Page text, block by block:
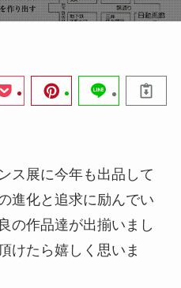
ス展に今年も出品して
進化と追求に励んでい
の作品達が出揃いまし
けたら嬉しく思いま